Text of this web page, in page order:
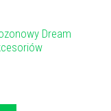
Dream